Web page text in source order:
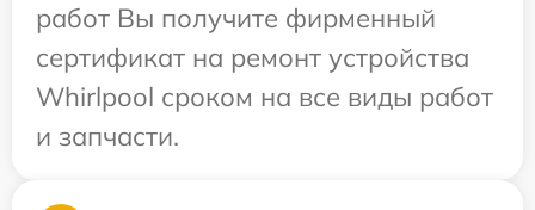
работ Вы получите фирменный
сертификат на ремонт устройства
Whirlpool сроком на все виды работ
и запчасти.